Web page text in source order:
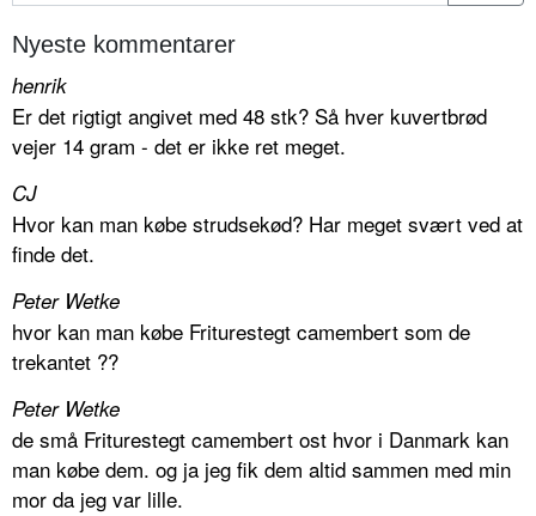
Nyeste kommentarer
henrik
Er det rigtigt angivet med 48 stk? Så hver kuvertbrød
vejer 14 gram - det er ikke ret meget.
CJ
Hvor kan man købe strudsekød? Har meget svært ved at
finde det.
Peter Wetke
hvor kan man købe Friturestegt camembert som de
trekantet ??
Peter Wetke
de små Friturestegt camembert ost hvor i Danmark kan
man købe dem. og ja jeg fik dem altid sammen med min
mor da jeg var lille.